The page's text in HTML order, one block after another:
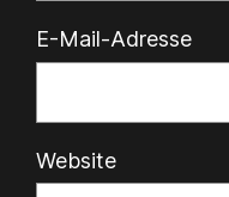
E-Mail-Adresse
Website